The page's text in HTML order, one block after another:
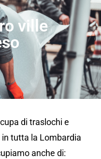
ville
di traslochi e
tutta la Lombardia
anche di: